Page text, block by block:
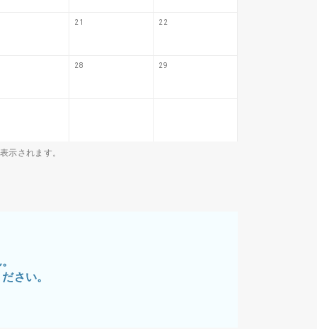
21 22
28 29
示されます。
さい。